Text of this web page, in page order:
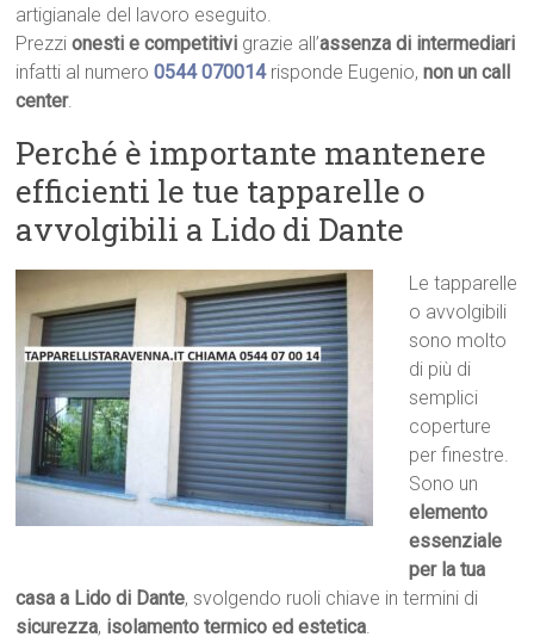
artigianale del lavoro eseguito.
Prezzionesti e competitivi grazie all’assenza di intermediari
infatti al numero0544 070014 risponde Eugenio,non un call
center.
Perché è importante mantenere
efficienti le tue tapparelle o
avvolgibili a Lido di Dante
Le tapparelle
o avvolgibili
sono molto
di più di
semplici
coperture
per finestre.
Sono un
elemento
essenziale
per la tua
casa a Lido di Dante, svolgendo ruoli chiave in termini di
sicurezza, isolamento termico ed estetica.